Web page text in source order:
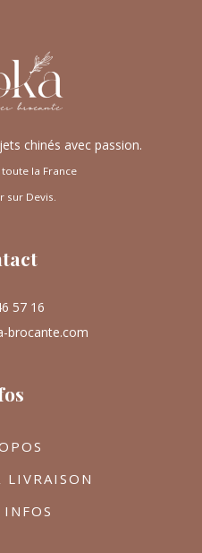
chinés avec passion.
la France
sur Devis.
57 16
brocante.com
LIVRAISON